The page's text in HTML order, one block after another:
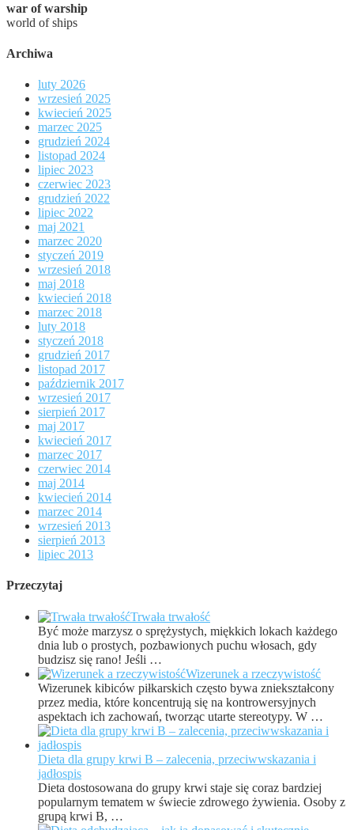
war of warship
world of ships
Archiwa
luty 2026
wrzesień 2025
kwiecień 2025
marzec 2025
grudzień 2024
listopad 2024
lipiec 2023
czerwiec 2023
grudzień 2022
lipiec 2022
maj 2021
marzec 2020
styczeń 2019
wrzesień 2018
maj 2018
kwiecień 2018
marzec 2018
luty 2018
styczeń 2018
grudzień 2017
listopad 2017
październik 2017
wrzesień 2017
sierpień 2017
maj 2017
kwiecień 2017
marzec 2017
czerwiec 2014
maj 2014
kwiecień 2014
marzec 2014
wrzesień 2013
sierpień 2013
lipiec 2013
Przeczytaj
Trwała trwałość
Być może marzysz o sprężystych, miękkich lokach każdego
dnia lub o prostych, pozbawionych puchu włosach, gdy
budzisz się rano! Jeśli …
Wizerunek a rzeczywistość
Wizerunek kibiców piłkarskich często bywa zniekształcony
przez media, które koncentrują się na kontrowersyjnych
aspektach ich zachowań, tworząc utarte stereotypy. W …
Dieta dla grupy krwi B – zalecenia, przeciwwskazania i
jadłospis
Dieta dostosowana do grupy krwi staje się coraz bardziej
popularnym tematem w świecie zdrowego żywienia. Osoby z
grupą krwi B, …